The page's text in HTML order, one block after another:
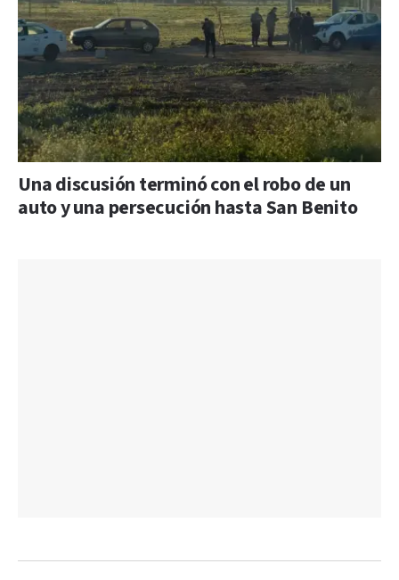
Una discusión terminó con el robo de un
auto y una persecución hasta San Benito